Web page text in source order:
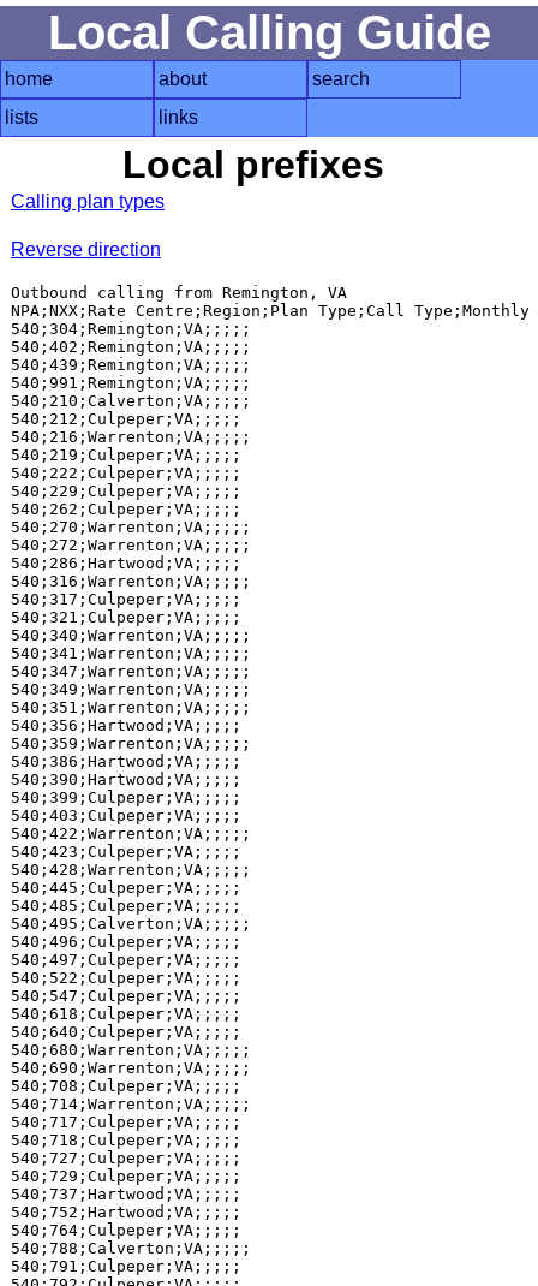
Local Calling Guide
home about
search
lists
links
Local prefixes
Calling plan types
Reverse direction
Outbound calling from Remington, VA
NPA;NXX;Rate Centre;Region;Plan Type;Call
540;304;Remington;VA;;;;;
540;402;Remington;VA;;;;;
540;439;Remington;VA;;;;;
540;991;Remington;VA;;;;;
540;210;Calverton;VA;;;;;
540;212;Culpeper;VA;;;;;
540;216;Warrenton;VA;;;;;
540;219;Culpeper;VA;;;;;
540;222;Culpeper;VA;;;;;
540;229;Culpeper;VA;;;;;
540;262;Culpeper;VA;;;;;
540;270;Warrenton;VA;;;;;
540;272;Warrenton;VA;;;;;
540;286;Hartwood;VA;;;;;
540;316;Warrenton;VA;;;;;
540;317;Culpeper;VA;;;;;
540;321;Culpeper;VA;;;;;
540;340;Warrenton;VA;;;;;
540;341;Warrenton;VA;;;;;
540;347;Warrenton;VA;;;;;
540;349;Warrenton;VA;;;;;
540;351;Warrenton;VA;;;;;
540;356;Hartwood;VA;;;;;
540;359;Warrenton;VA;;;;;
540;386;Hartwood;VA;;;;;
540;390;Hartwood;VA;;;;;
540;399;Culpeper;VA;;;;;
540;403;Culpeper;VA;;;;;
540;422;Warrenton;VA;;;;;
540;423;Culpeper;VA;;;;;
540;428;Warrenton;VA;;;;;
540;445;Culpeper;VA;;;;;
540;485;Culpeper;VA;;;;;
540;495;Calverton;VA;;;;;
540;496;Culpeper;VA;;;;;
540;497;Culpeper;VA;;;;;
540;522;Culpeper;VA;;;;;
540;547;Culpeper;VA;;;;;
540;618;Culpeper;VA;;;;;
540;640;Culpeper;VA;;;;;
540;680;Warrenton;VA;;;;;
540;690;Warrenton;VA;;;;;
540;708;Culpeper;VA;;;;;
540;714;Warrenton;VA;;;;;
540;717;Culpeper;VA;;;;;
540;718;Culpeper;VA;;;;;
540;727;Culpeper;VA;;;;;
540;729;Culpeper;VA;;;;;
540;737;Hartwood;VA;;;;;
540;752;Hartwood;VA;;;;;
540;764;Culpeper;VA;;;;;
540;788;Calverton;VA;;;;;
540;791;Culpeper;VA;;;;;